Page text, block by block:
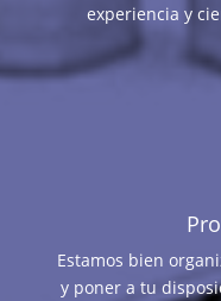
experiencia y
Estamos bien
y poner a tu